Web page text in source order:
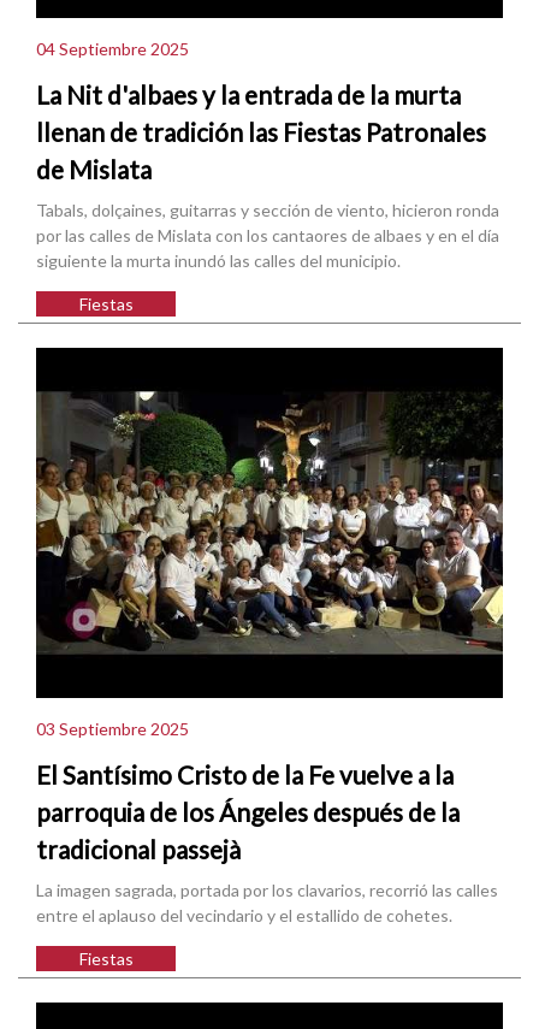
04 Septiembre 2025
La Nit d'albaes y la entrada de la murta
llenan de tradición las Fiestas Patronales
de Mislata
Tabals, dolçaines, guitarras y sección de viento, hicieron ronda
por las calles de Mislata con los cantaores de albaes y en el día
siguiente la murta inundó las calles del municipio.
Fiestas
03 Septiembre 2025
El Santísimo Cristo de la Fe vuelve a la
parroquia de los Ángeles después de la
tradicional passejà
La imagen sagrada, portada por los clavarios, recorrió las calles
entre el aplauso del vecindario y el estallido de cohetes.
Fiestas